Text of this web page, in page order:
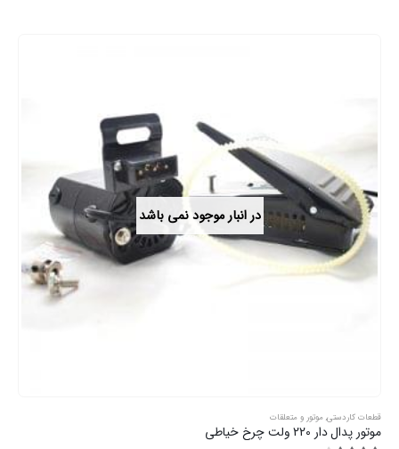
در انبار موجود نمی باشد
قطعات کاردستی, موتور و متعلقات
موتور پدال دار 220 ولت چرخ خیاطی